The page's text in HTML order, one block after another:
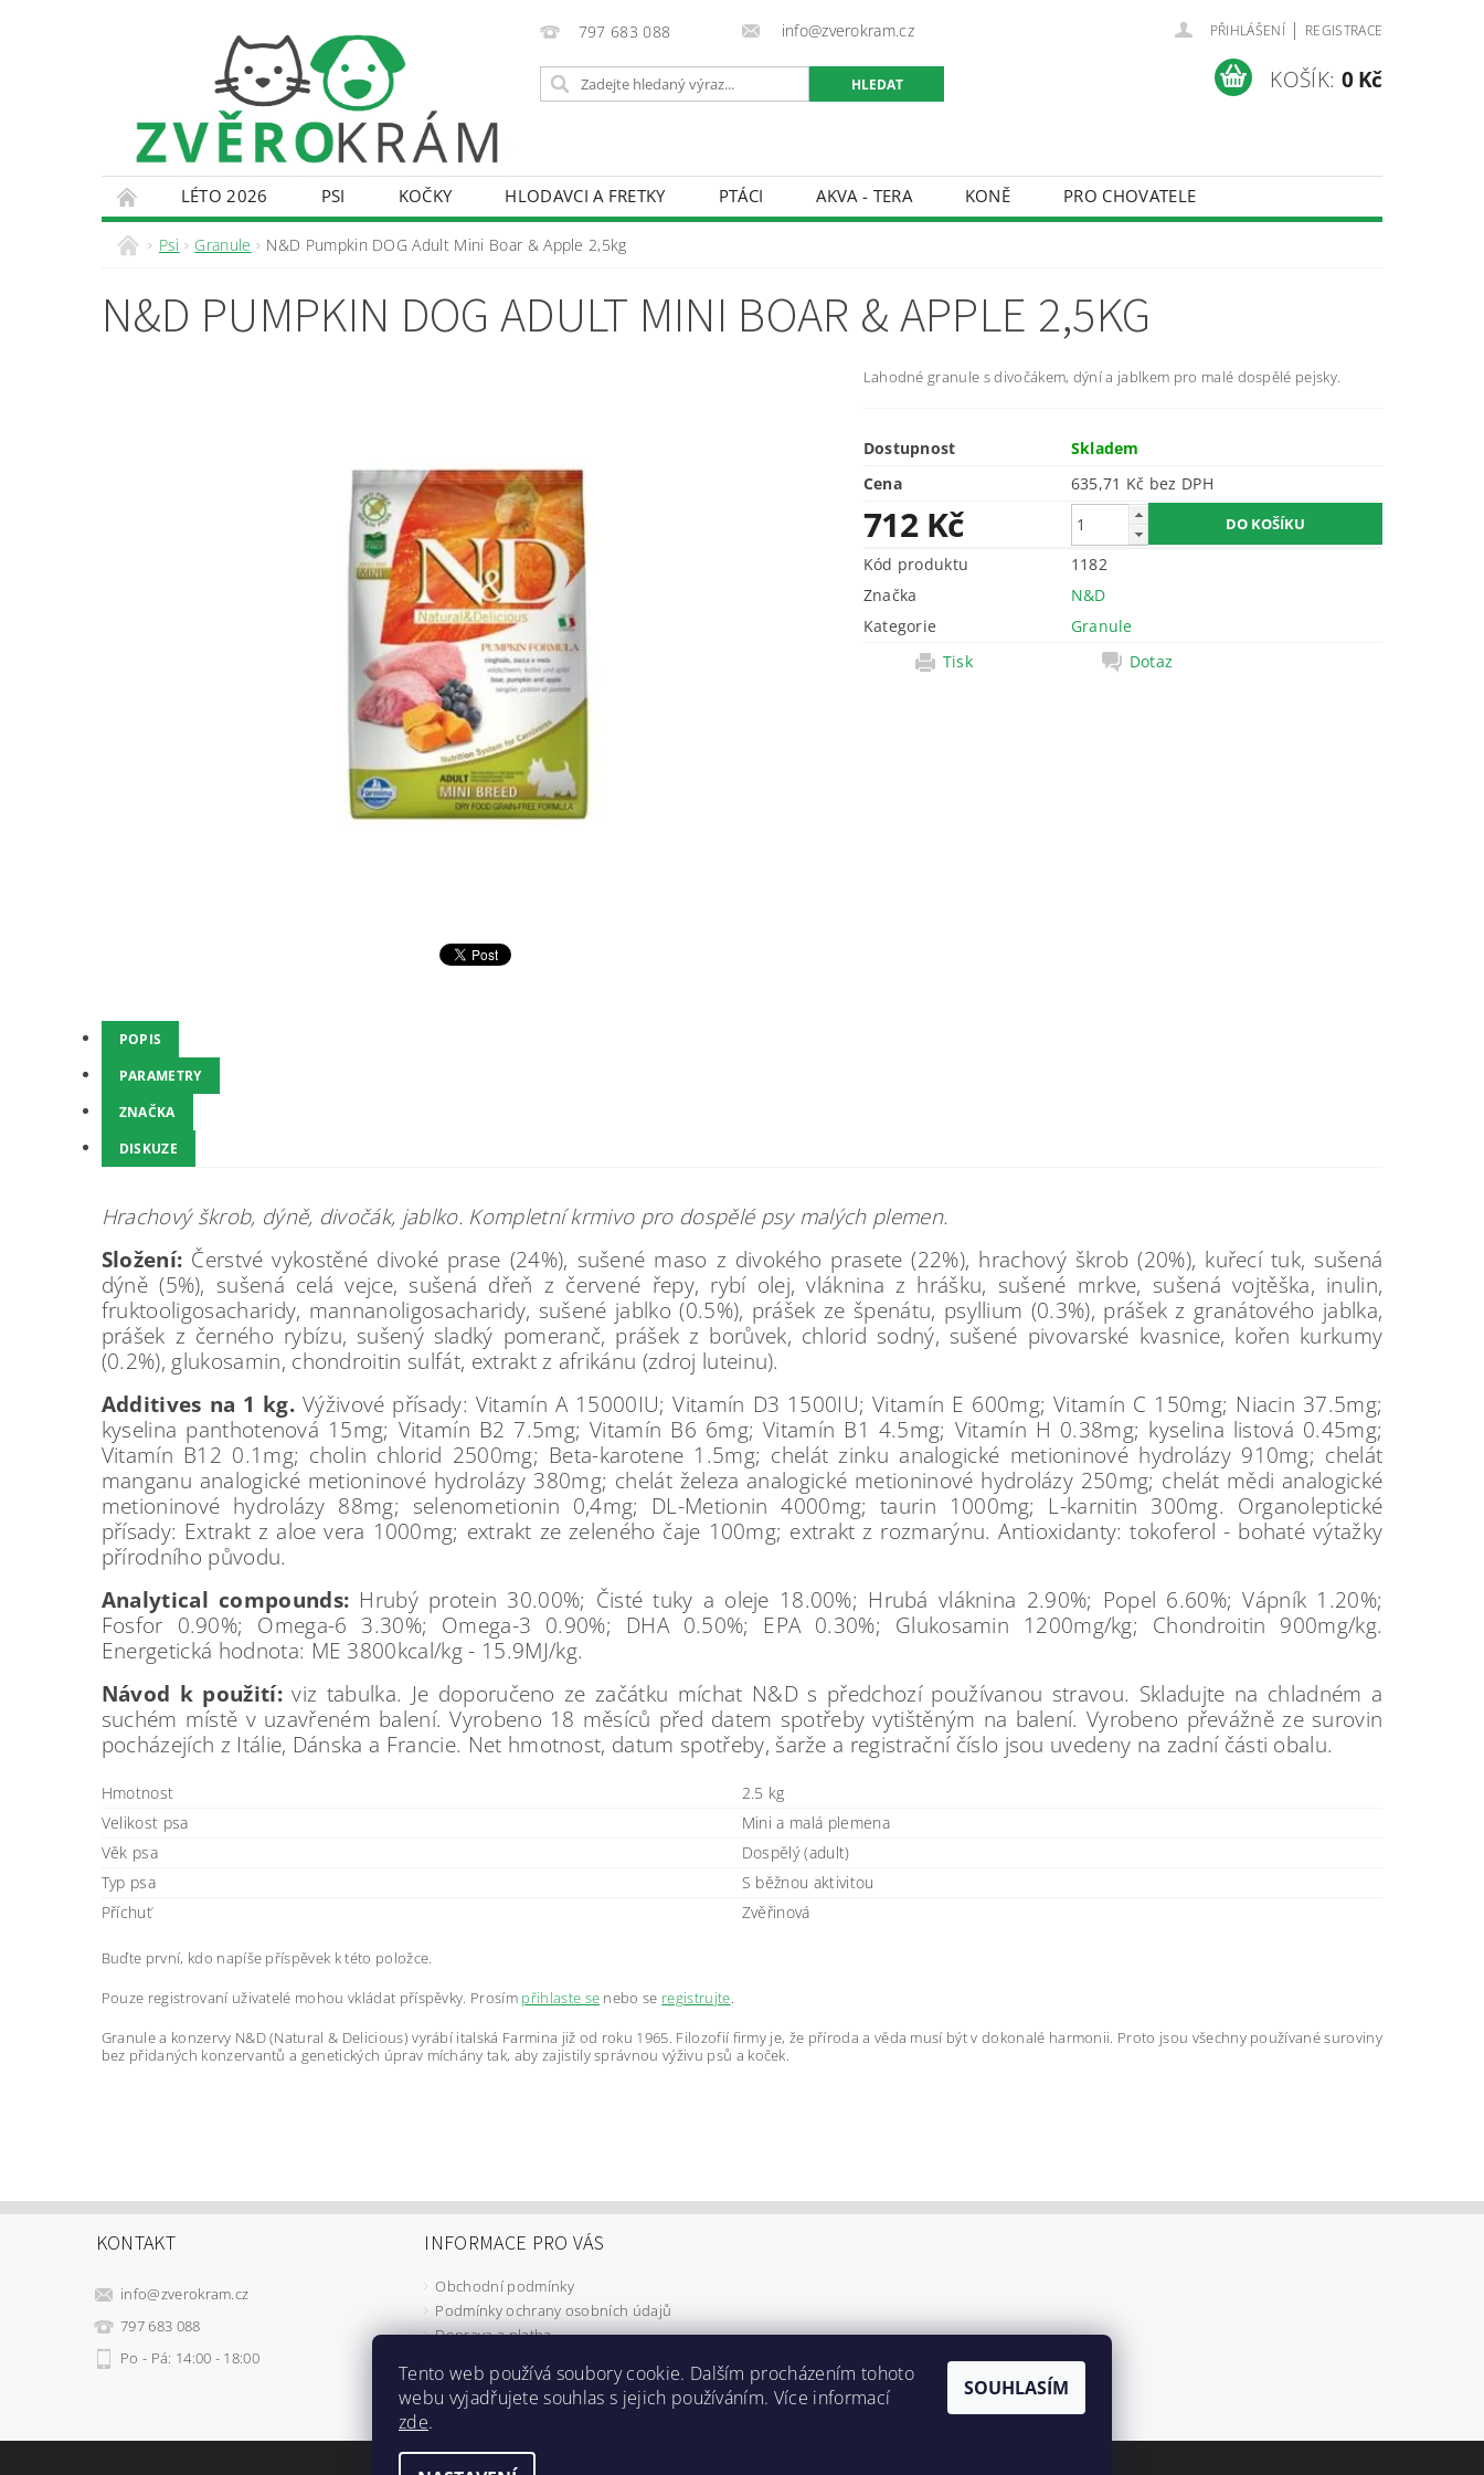
797 683 088 info@zverokram.cz PŘIHLÁŠENÍ | REGISTRACE
KOŠÍK: 0 Kč
LÉTO 2026 PSI KOČKY HLODAVCI A FRETKY PTÁCI AKVA - TERA KONĚ
PRO CHOVATELE
KONTAKTY
DOPRAVA A PLATBA OBCHODNÍ PODMÍNKY
Psi Granule N&D Pumpkin DOG Adult Mini Boar & Apple 2,5kg
N&D PUMPKIN DOG ADULT MINI BOAR & APPLE 2,5KG
Lahodné granule s divočákem, dýní a jablkem pro malé dospělé pejsky.
Dostupnost
Skladem
Cena
635,71 Kč bez DPH
712 Kč
Kód produktu
1182
Značka
N&D
Kategorie
Granule
Tisk
Dotaz
POPIS
PARAMETRY
ZNAČKA
DISKUZE
Hrachový škrob, dýně, divočák, jablko. Kompletní krmivo pro dospělé psy malých plemen.
Složení: Čerstvé vykostěné divoké prase (24%), sušené maso z divokého prasete (22%), hrachový škrob (20%), kuřecí tuk, sušená
dýně (5%), sušená celá vejce, sušená dřeň z červené řepy, rybí olej, vláknina z hrášku, sušené mrkve, sušená vojtěška, inulin,
fruktooligosacharidy, mannanoligosacharidy, sušené jablko (0.5%), prášek ze špenátu, psyllium (0.3%), prášek z granátového jablka,
prášek z černého rybízu, sušený sladký pomeranč, prášek z borůvek, chlorid sodný, sušené pivovarské kvasnice, kořen kurkumy
(0.2%), glukosamin, chondroitin sulfát, extrakt z afrikánu (zdroj luteinu).
Additives na 1 kg. Výživové přísady: Vitamín A 15000IU; Vitamín D3 1500IU; Vitamín E 600mg; Vitamín C 150mg; Niacin 37.5mg;
kyselina panthotenová 15mg; Vitamín B2 7.5mg; Vitamín B6 6mg; Vitamín B1 4.5mg; Vitamín H 0.38mg; kyselina listová 0.45mg;
Vitamín B12 0.1mg; cholin chlorid 2500mg; Beta-karotene 1.5mg; chelát zinku analogické metioninové hydrolázy 910mg; chelát
manganu analogické metioninové hydrolázy 380mg; chelát železa analogické metioninové hydrolázy 250mg; chelát mědi analogické
metioninové hydrolázy 88mg; selenometionin 0,4mg; DL-Metionin 4000mg; taurin 1000mg; L-karnitin 300mg. Organoleptické
přísady: Extrakt z aloe vera 1000mg; extrakt ze zeleného čaje 100mg; extrakt z rozmarýnu. Antioxidanty: tokoferol - bohaté výtažky
přírodního původu.
Analytical compounds: Hrubý protein 30.00%; Čisté tuky a oleje 18.00%; Hrubá vláknina 2.90%; Popel 6.60%; Vápník 1.20%;
Fosfor 0.90%; Omega-6 3.30%; Omega-3 0.90%; DHA 0.50%; EPA 0.30%; Glukosamin 1200mg/kg; Chondroitin 900mg/kg.
Energetická hodnota: ME 3800kcal/kg - 15.9MJ/kg.
Návod k použití:viz tabulka. Je doporučeno ze začátku míchat N&D s předchozí používanou stravou. Skladujte na chladném a
suchém místě v uzavřeném balení. Vyrobeno 18 měsíců před datem spotřeby vytištěným na balení. Vyrobeno převážně ze surovin
pocházejích z Itálie, Dánska a Francie. Net hmotnost, datum spotřeby, šarže a registrační číslo jsou uvedeny na zadní části obalu.
Hmotnost
2.5 kg
Velikost psa
Mini a malá plemena
Věk psa
Dospělý (adult)
Typ psa
S běžnou aktivitou
Příchuť
Zvěřinová
Buďte první, kdo napíše příspěvek k této položce.
Pouze registrovaní uživatelé mohou vkládat příspěvky. Prosím přihlaste se nebo se registrujte.
Granule a konzervy N&D (Natural & Delicious) vyrábí italská Farmina již od roku 1965. Filozofií firmy je, že příroda a věda musí být v dokonalé harmonii. Proto jsou všechny používané suroviny
bez přidaných konzervantů a genetických úprav míchány tak, aby zajistily správnou výživu psů a koček.
KONTAKT
info@zverokram.cz
797 683 088
Po - Pá: 14:00 - 18:00
INFORMACE PRO VÁS
Obchodní podmínky
Podmínky ochrany osobních údajů
Doprava a platba
Doprava a platba | GDPR | Obchodní podmínky | Kontakty
Tento web používá soubory cookie. Dalším procházením tohoto
webu vyjadřujete souhlas s jejich používáním. Více informací
zde.
SOUHLASÍM